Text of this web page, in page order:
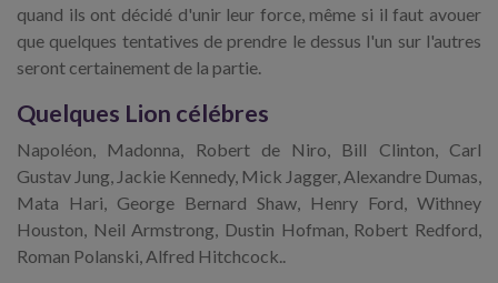
quand ils ont décidé d'unir leur force, même si il faut avouer
que quelques tentatives de prendre le dessus l'un sur l'autres
seront certainement de la partie.
Quelques Lion célébres
Napoléon, Madonna, Robert de Niro, Bill Clinton, Carl
Gustav Jung, Jackie Kennedy, Mick Jagger, Alexandre Dumas,
Mata Hari, George Bernard Shaw, Henry Ford, Withney
Houston, Neil Armstrong, Dustin Hofman, Robert Redford,
Roman Polanski, Alfred Hitchcock..